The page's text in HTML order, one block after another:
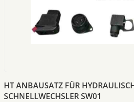
HT ANBAUSATZ FÜR
SCHNELLWECHSLER SW01